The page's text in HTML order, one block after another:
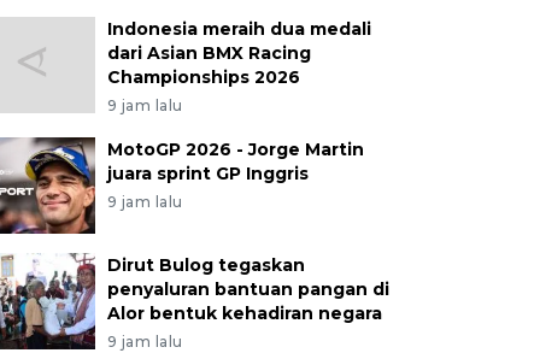
Indonesia meraih dua medali
dari Asian BMX Racing
Championships 2026
9 jam lalu
MotoGP 2026 - Jorge Martin
juara sprint GP Inggris
9 jam lalu
Dirut Bulog tegaskan
penyaluran bantuan pangan di
Alor bentuk kehadiran negara
9 jam lalu